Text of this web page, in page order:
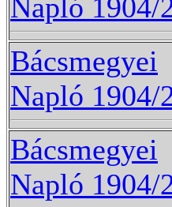
Napló 1904/
Bácsmegyei
Napló 1904/
Bácsmegyei
Napló 1904/